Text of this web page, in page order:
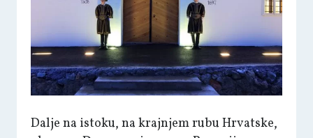
Dalje na istoku, na krajnjem rubu Hrvatske,